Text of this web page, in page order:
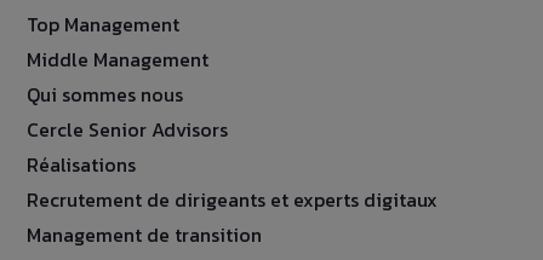
Top Management
Middle Management
Qui sommes nous
Cercle Senior Advisors
Réalisations
Recrutement de dirigeants et experts digitaux
Management de transition